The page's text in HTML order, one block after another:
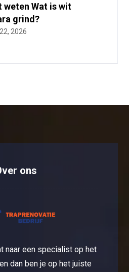
weten Wat is wit
grind?
2026
ons
naar een specialist op het
dan ben je op het juiste